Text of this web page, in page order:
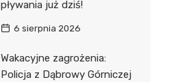
pływania już dziś!
6 sierpnia 2026
Wakacyjne zagrożenia:
Policja z Dąbrowy Górniczej